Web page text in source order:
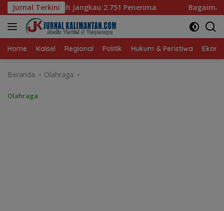
Langsung
ke
konten
Jurnal Terkini
2.751 Penerima Bagaimana KIP Hadapi Deepfake
Home Kalsel Regional Politik Hukum & Peristiwa
Beranda Olahraga
Olahraga